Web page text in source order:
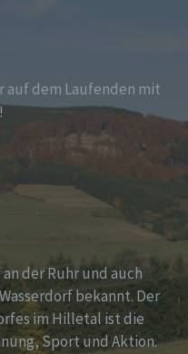
auf dem Laufenden mit
der Ruhr und auch
bekannt. Der
im Hilletal ist die
Sport und Aktion.